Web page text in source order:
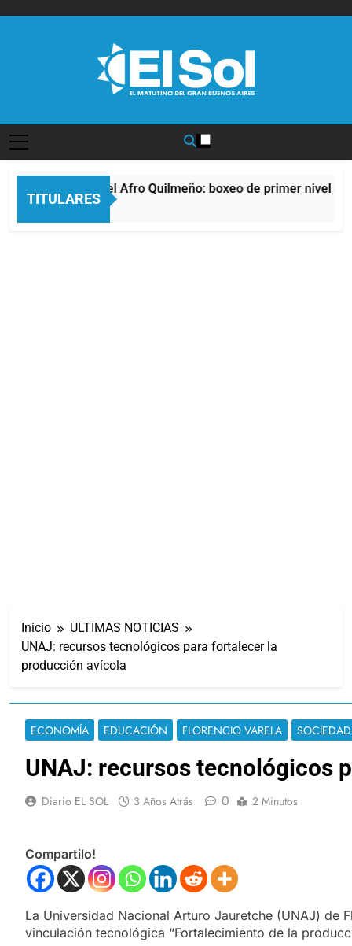
TITULARES
La noche del Afro Quilmeño: boxeo de primer nivel en la
15 Horas Atrás
Inicio
ULTIMAS NOTICIAS
UNAJ: recursos tecnológicos para fortalecer la
producción avícola
ECONOMÍA EDUCACIÓN FLORENCIO VARELA SOCIEDAD
UNAJ: recursos tecnológicos
Diario EL SOL 3 Años Atrás 0 2 Minutos
Compartilo!
La Universidad Nacional Arturo Jauretche (UNAJ) de
vinculación tecnológica “Fortalecimiento de la